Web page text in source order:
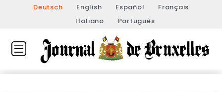
Deutsch English Español
Français
Italiano
Português